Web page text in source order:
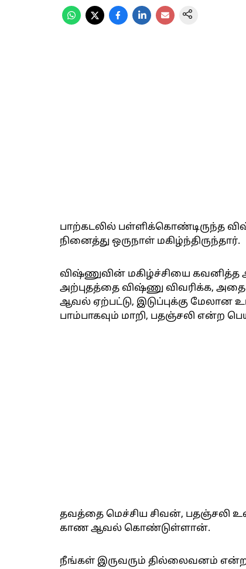
பாற்கடலில் பள்ளிக்கொண்டிருந்த
நினைத்து ஒருநாள் மகிழ்ந்திருந்தார்.
விஷ்ணுவின் மகிழ்ச்சியை
அற்புதத்தை விஷ்ணு விவரிக்க,
ஆவல் ஏற்பட்டு, இடுப்புக்கு மேலான
பாம்பாகவும் மாறி, பதஞ்சலி என்ற
தவத்தை மெச்சிய சிவன்,
காண ஆவல் கொண்டுள்ளான்.
நீங்கள் இருவரும் தில்லைவனம்